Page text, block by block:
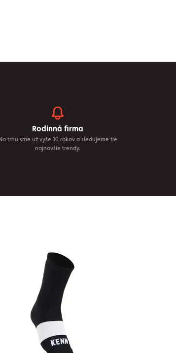
Rodinná firma
Na trhu sme už vyše 10 rokov a sledujeme tie
najnovšie trendy.